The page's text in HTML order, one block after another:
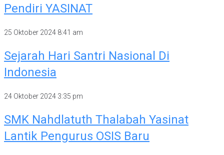
Pendiri YASINAT
25 Oktober 2024 8:41 am
Sejarah Hari Santri Nasional Di
Indonesia
24 Oktober 2024 3:35 pm
SMK Nahdlatuth Thalabah Yasinat
Lantik Pengurus OSIS Baru